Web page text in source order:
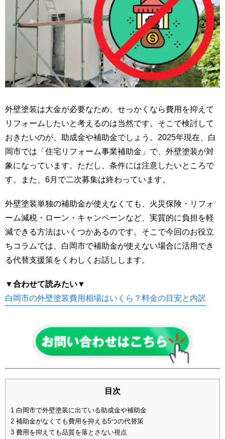
外壁塗装は大金が必要なため、せっかくなら費用を抑えて
リフォームしたいと考えるのは当然です。そこで検討して
おきたいのが、助成金や補助金でしょう。2025年現在、白
岡市では「住宅リフォーム事業補助金」で、外壁塗装が対
象になっています。ただし、条件には注意したいところで
す。また、6月で二次募集は終わっています。
外壁塗装単独の補助金が使えなくても、火災保険・リフォ
ーム減税・ローン・キャンペーンなど、実質的に負担を軽
減できる方法はいくつかあるのです。そこで今回のお役立
ちコラムでは、白岡市で補助金が使えない場合に活用でき
る代替支援策をくわしくお話しします。
▼合わせて読みたい▼
白岡市の外壁塗装費用相場はいくら？料金の目安と内訳
目次
1 白岡市で外壁塗装に出ている助成金や補助金
2 補助金がなくても費用を抑える5つの代替策
3 費用を抑えても品質を落とさない視点